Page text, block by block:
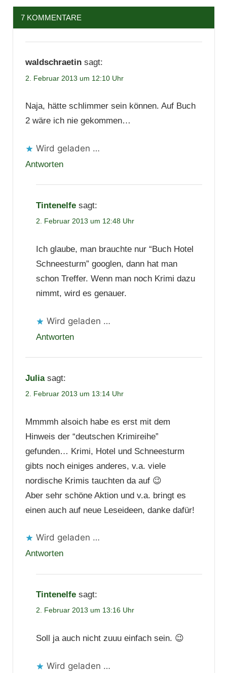
7 KOMMENTARE
waldschraetin sagt:
2. Februar 2013 um 12:10 Uhr
Naja, hätte schlimmer sein können. Auf Buch
2 wäre ich nie gekommen…
Wird geladen …
Antworten
Tintenelfe sagt:
2. Februar 2013 um 12:48 Uhr
Ich glaube, man brauchte nur “Buch Hotel
Schneesturm” googlen, dann hat man
schon Treffer. Wenn man noch Krimi dazu
nimmt, wird es genauer.
Wird geladen …
Antworten
Julia sagt:
2. Februar 2013 um 13:14 Uhr
Mmmmh alsoich habe es erst mit dem
Hinweis der “deutschen Krimireihe”
gefunden… Krimi, Hotel und Schneesturm
gibts noch einiges anderes, v.a. viele
nordische Krimis tauchten da auf 😉
Aber sehr schöne Aktion und v.a. bringt es
einen auch auf neue Leseideen, danke dafür!
Wird geladen …
Antworten
Tintenelfe sagt:
2. Februar 2013 um 13:16 Uhr
Soll ja auch nicht zuuu einfach sein. 😉
Wird geladen …